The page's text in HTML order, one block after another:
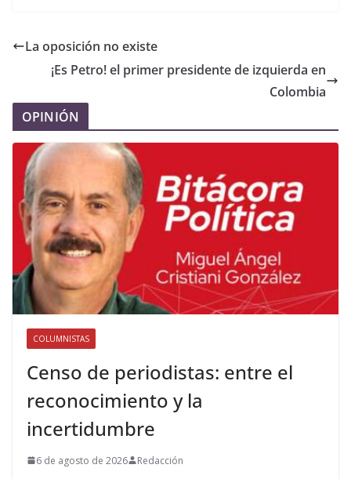
La oposición no existe
¡Es Petro! el primer presidente de izquierda en
Colombia
OPINIÓN
COLUMNISTAS
Censo de periodistas: entre el
reconocimiento y la
incertidumbre
6 de agosto de 2026 Redacción